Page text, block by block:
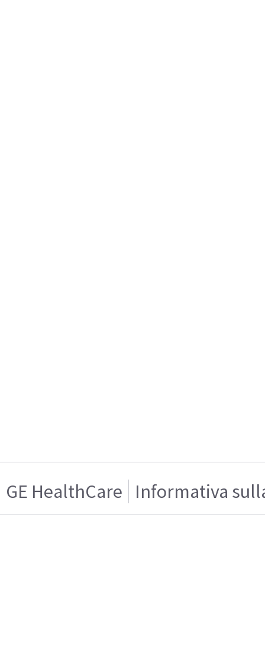
GE HealthCare Informativa